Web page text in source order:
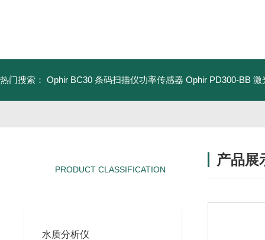
热门搜索： Ophir BC30 条码扫描仪功率传感器 Ophir PD300-BB
PRODUCT CLASSIFICATION
水质分析仪
产品展